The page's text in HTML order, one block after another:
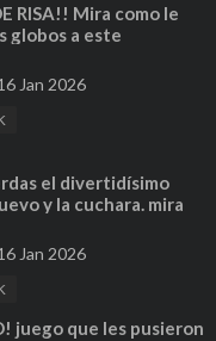
RISA!! Mira como le
globos a este
cada ves se pone
Jan 2026
el divertidísimo
y la cuchara. mira
los ganadores.
Jan 2026
juego que les pusieron